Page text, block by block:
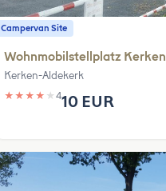
Campervan Site
Wohnmobilstellplatz Kerken
Kerken-Aldekerk
★ ★ ★ ★ ★410 EUR